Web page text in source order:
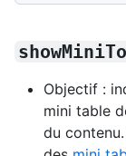
Objectif :
mini table
du